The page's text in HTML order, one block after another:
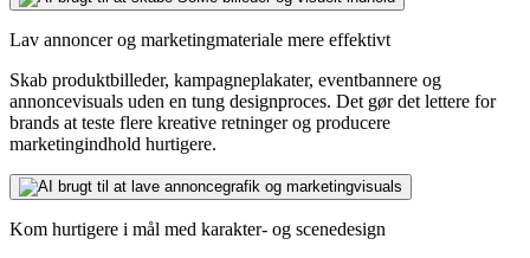
Lav annoncer og marketingmateriale mere effektivt
Skab produktbilleder, kampagneplakater, eventbannere og
annoncevisuals uden en tung designproces. Det gør det lettere for
brands at teste flere kreative retninger og producere
marketingindhold hurtigere.
Kom hurtigere i mål med karakter- og scenedesign